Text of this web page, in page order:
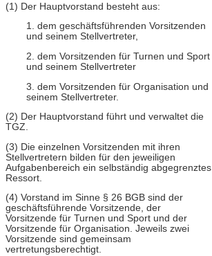
(1) Der Hauptvorstand besteht aus:
1. dem geschäftsführenden Vorsitzenden
und seinem Stellvertreter,
2. dem Vorsitzenden für Turnen und Sport
und seinem Stellvertreter
3. dem Vorsitzenden für Organisation und
seinem Stellvertreter.
(2) Der Hauptvorstand führt und verwaltet die
TGZ.
(3) Die einzelnen Vorsitzenden mit ihren
Stellvertretern bilden für den jeweiligen
Aufgabenbereich ein selbständig abgegrenztes
Ressort.
(4) Vorstand im Sinne § 26 BGB sind der
geschäftsführende Vorsitzende, der
Vorsitzende für Turnen und Sport und der
Vorsitzende für Organisation. Jeweils zwei
Vorsitzende sind gemeinsam
vertretungsberechtigt.